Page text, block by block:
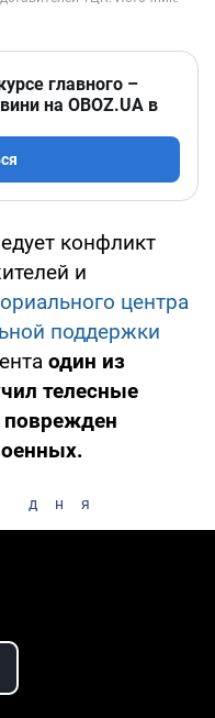
главного –
на OBOZ.UA в
конфликт
и
центра
поддержки
один из
телесные
дня
Video